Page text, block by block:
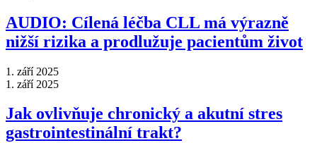
AUDIO: Cílená léčba CLL má výrazně
nižší rizika a prodlužuje pacientům život
1. září 2025
1. září 2025
Jak ovlivňuje chronický a akutní stres
gastrointestinální trakt?